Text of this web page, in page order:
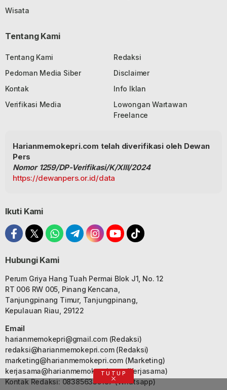
Wisata
Tentang Kami
Tentang Kami
Redaksi
Pedoman Media Siber
Disclaimer
Kontak
Info Iklan
Verifikasi Media
Lowongan Wartawan
Freelance
Harianmemokepri.com telah diverifikasi oleh Dewan
Pers
Nomor 1259/DP-Verifikasi/K/XIII/2024
https://dewanpers.or.id/data
Ikuti Kami
Hubungi Kami
Perum Griya Hang Tuah Permai Blok J1, No. 12
RT 006 RW 005, Pinang Kencana,
Tanjungpinang Timur, Tanjungpinang,
Kepulauan Riau, 29122
Email
harianmemokepri@gmail.com(Redaksi)
redaksi@harianmemokepri.com(Redaksi)
marketing@harianmemokepri.com(Marketing)
kerjasama@harianmemokepri.com(Kerjasama)
Kontak Redaksi: 083856335187 (Whatsapp)
TUTUP